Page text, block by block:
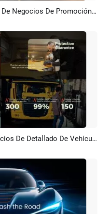
Crear IA Presentación De Diapositivas De Negocios De Promoción De Coche Nuevo Moderno De Partículas De Llama
Crear IA Promoción De Venta De Servicios De Detallado De Vehículos Modernos